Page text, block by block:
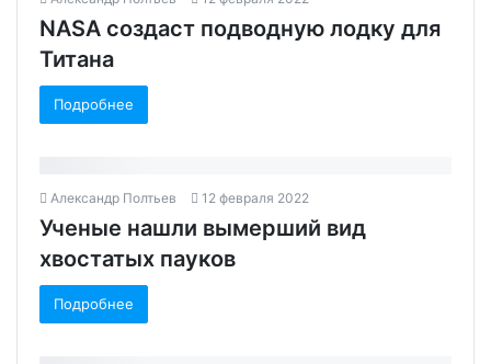
NASA создаст подводную лодку для
Титана
Подробнее
Александр Полтьев 12 февраля 2022
Ученые нашли вымерший вид
хвостатых пауков‍
Подробнее